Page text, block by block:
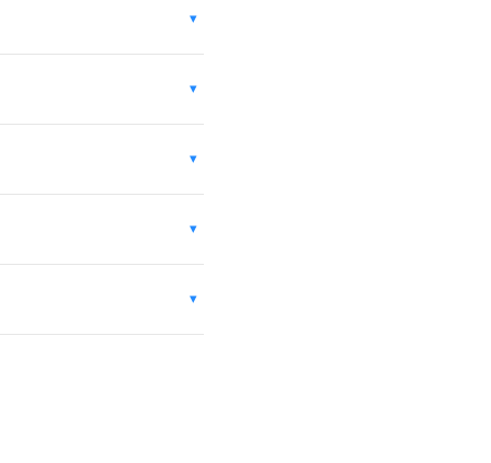
▾
▾
▾
▾
▾